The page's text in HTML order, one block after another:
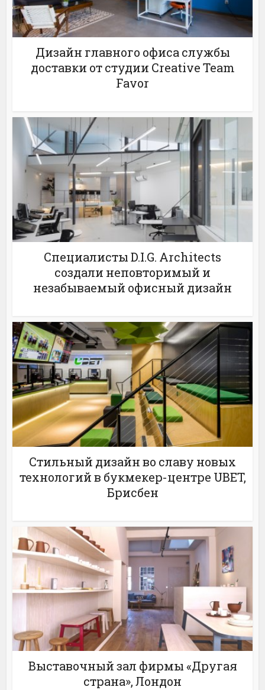
Дизайн главного офиса службы
доставки от студии Creative Team
Favor
Специалисты D.I.G. Architects
создали неповторимый и
незабываемый офисный дизайн
Стильный дизайн во славу новых
технологий в букмекер-центре UBET,
Брисбен
Выставочный зал фирмы «Другая
страна», Лондон